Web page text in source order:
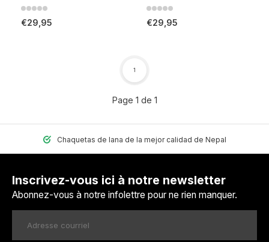
€29,95 €29,95
Page 1 de 1
1
Chaquetas de lana de la mejor calidad de Nepal
Inscrivez-vous ici à notre newsletter
Abonnez-vous à notre infolettre pour ne rien manquer.